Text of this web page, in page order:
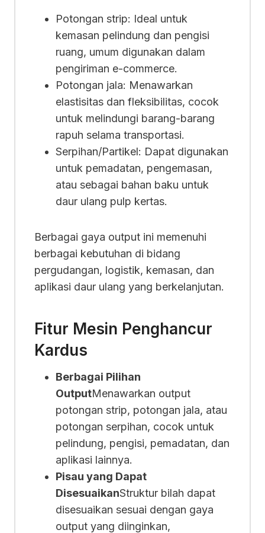
Potongan strip: Ideal untuk
kemasan pelindung dan pengisi
ruang, umum digunakan dalam
pengiriman e-commerce.
Potongan jala: Menawarkan
elastisitas dan fleksibilitas, cocok
untuk melindungi barang-barang
rapuh selama transportasi.
Serpihan/Partikel: Dapat digunakan
untuk pemadatan, pengemasan,
atau sebagai bahan baku untuk
daur ulang pulp kertas.
Berbagai gaya output ini memenuhi
berbagai kebutuhan di bidang
pergudangan, logistik, kemasan, dan
aplikasi daur ulang yang berkelanjutan.
Fitur Mesin Penghancur
Kardus
Berbagai Pilihan
OutputMenawarkan output
potongan strip, potongan jala, atau
potongan serpihan, cocok untuk
pelindung, pengisi, pemadatan, dan
aplikasi lainnya.
Pisau yang Dapat
DisesuaikanStruktur bilah dapat
disesuaikan sesuai dengan gaya
output yang diinginkan,